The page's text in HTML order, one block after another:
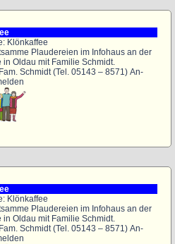
Klönkaffee
Plaudereien im Infohaus an der
in Oldau mit Familie Schmidt.
Schmidt (Tel. 05143 – 8571) An-
Klönkaffee
Plaudereien im Infohaus an der
in Oldau mit Familie Schmidt.
Schmidt (Tel. 05143 – 8571) An-